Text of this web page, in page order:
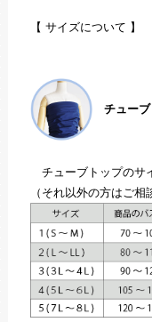
【 サイズについて 】
チュー
チューブトップのサ
（それ以外の方はご相